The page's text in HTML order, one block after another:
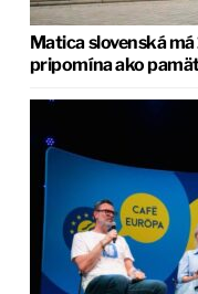
Matica slovenská
pripomína ako